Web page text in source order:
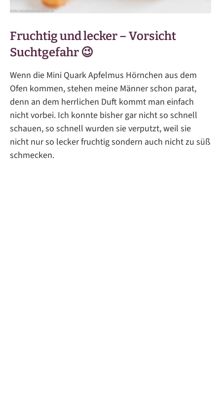
Fruchtig und lecker – Vorsicht
Suchtgefahr 😉
Wenn die Mini Quark Apfelmus Hörnchen aus dem
Ofen kommen, stehen meine Männer schon parat,
denn an dem herrlichen Duft kommt man einfach
nicht vorbei. Ich konnte bisher gar nicht so schnell
schauen, so schnell wurden sie verputzt, weil sie
nicht nur so lecker fruchtig sondern auch nicht zu süß
schmecken.